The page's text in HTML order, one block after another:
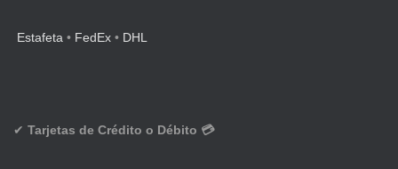
Estafeta • FedEx • DHL
✔ Tarjetas de Crédito o Débito 💳